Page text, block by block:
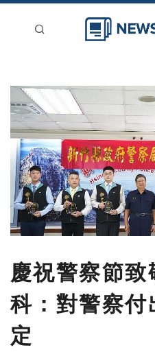
新聞稿分類
登入
刊登
慶祝警察節
科：對警察
定